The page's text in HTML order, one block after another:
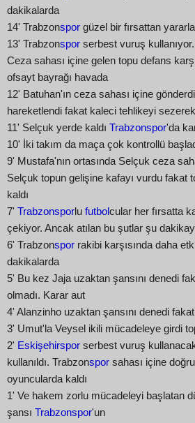
dakikalarda
14' Trabzonspor güzel bir fırsattan
13' Trabzonspor serbest vuruş
Ceza sahası içine gelen topu defans
ofsayt bayrağı havada
12' Batuhan'ın ceza sahası içine
hareketlendi fakat kaleci tehlikeyi sezerek
11' Selçuk yerde kaldı Trabzonspor'da
10' İki takım da maça çok kontrollü
9' Mustafa'nın ortasında Selçuk ceza
Selçuk topun gelişine kafayı vurdu fakat
kaldı
7' Trabzonsporlu futbolcular her fırsatta
çekiyor. Ancak atılan bu şutlar şu
6' Trabzonspor rakibi karşısında daha
dakikalarda
5' Bu kez Jaja uzaktan şansını denedi
olmadı. Karar aut
4' Alanzinho uzaktan şansını denedi
3' Umut'la Veysel ikili mücadeleye girdi
2' Eskişehirspor serbest vuruş
kullanıldı. Trabzonspor sahası içine
oyuncularda kaldı
1' Ve hakem zorlu mücadeleyi başlatan
şansı Trabzonspor'un